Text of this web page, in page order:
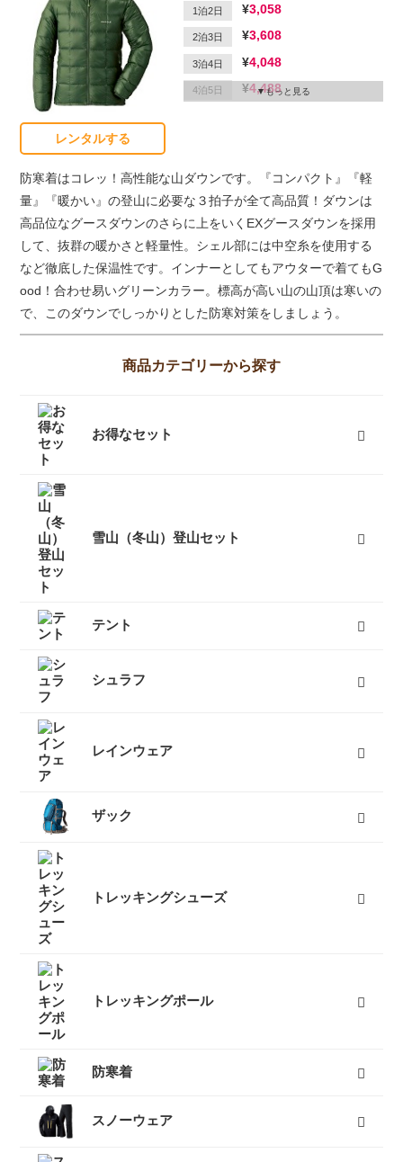
1泊2日 3,058
2泊3日 3,608
3泊4日 4,048
4泊5日 4,488もっと見る
レンタルする
防寒着はコレッ！高性能な山ダウンです。『コンパクト』『軽
量』『暖かい』の登山に必要な３拍子が全て高品質！ダウンは
高品位なグースダウンのさらに上をいくEXグースダウンを採用
して、抜群の暖かさと軽量性。シェル部には中空糸を使用する
など徹底した保温性です。インナーとしてもアウターで着てもG
ood！合わせ易いグリーンカラー。標高が高い山の山頂は寒いの
で、このダウンでしっかりとした防寒対策をしましょう。
商品カテゴリーから探す
お得なセット
富士山登山向けセット
キャンプセット
登山セット
フェスセット
スノースポーツセット
スノーギアセット
屋久島向けセット
ツーリングセット
レジャーセット
すべて
雪山（冬山）登山セット
テント
キャンプテント
山岳テント
ツーリングテント
タープ
テントマット
スノーフライ
ツェルト
テントアイテム
すべて
シュラフ
オールシーズンシュラフ（冬用寝袋）
３シーズンシュラフ（春秋用寝袋）
夏用シュラフ（夏用寝袋）
マット
コット
ピロー
シュラフカバー
インナーシーツ
小物
すべて
レインウェア
レディースレインウェア
メンズレインウェア
キッズレインウェア
ポンチョ
アンブレラ（傘）
すべて ザック
50L以上ザック
50L未満ザック（レディース）
50L未満ザック（メンズ）
キッズ用ザック
ベビーキャリア
ザックカバー
バックカントリーザック
トラベルバッグ
すべて
トレッキングシューズ
レディーストレッキングシューズ
メンズトレッキングシューズ
キッズトレッキングシューズ
沢靴
スノーブーツ（雪山登山靴）
トレッキングソックス
すべて
トレッキングポール
３つ折りタイプ
レバーロックタイプ
ツイストロックタイプ
すべて 防寒着
インナーダウン
ダウンジャケット
ダウンパンツ
ダウンコート
フリース
キッズ用ダウン
テントシューズ
マフラー
すべて スノーウェア